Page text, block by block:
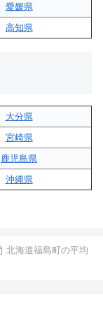
愛媛県
高知県
大分県
宮崎県
鹿児島県
沖縄県
北海道福島町の平均